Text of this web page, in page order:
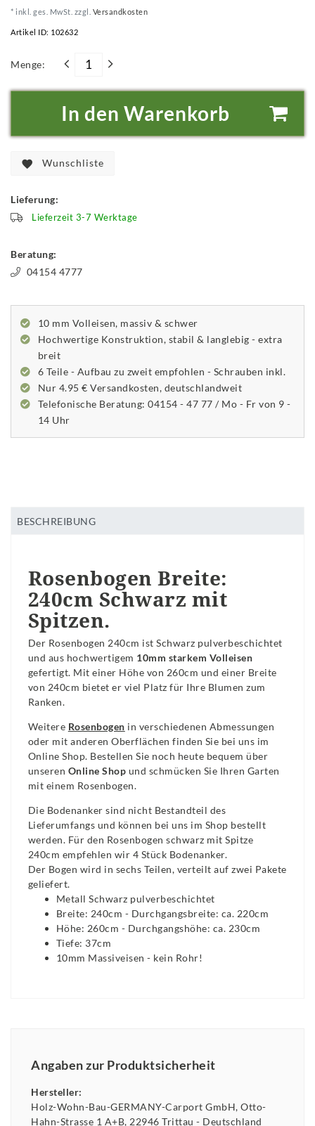
* inkl. ges. MwSt. zzgl. Versandkosten
Artikel ID: 102632
Menge:
In den Warenkorb
Wunschliste
Lieferung:
Lieferzeit 3-7 Werktage
Beratung:
04154 4777
10 mm Volleisen, massiv & schwer
Hochwertige Konstruktion, stabil & langlebig - extra
breit
6 Teile - Aufbau zu zweit empfohlen - Schrauben inkl.
Nur 4.95 € Versandkosten, deutschlandweit
Telefonische Beratung: 04154 - 47 77 / Mo - Fr von 9 -
14 Uhr
BESCHREIBUNG
Rosenbogen Breite:
240cm Schwarz mit
Spitzen.
Der Rosenbogen 240cm ist Schwarz pulverbeschichtet
und aus hochwertigem 10mm starkem Volleisen
gefertigt. Mit einer Höhe von 260cm und einer Breite
von 240cm bietet er viel Platz für Ihre Blumen zum
Ranken.
Weitere Rosenbogen in verschiedenen Abmessungen
oder mit anderen Oberflächen finden Sie bei uns im
Online Shop. Bestellen Sie noch heute bequem über
unseren Online Shop und schmücken Sie Ihren Garten
mit einem Rosenbogen.
Die Bodenanker sind nicht Bestandteil des
Lieferumfangs und können bei uns im Shop bestellt
werden. Für den Rosenbogen schwarz mit Spitze
240cm empfehlen wir 4 Stück Bodenanker.
Der Bogen wird in sechs Teilen, verteilt auf zwei Pakete
geliefert.
Metall Schwarz pulverbeschichtet
Breite: 240cm - Durchgangsbreite: ca. 220cm
Höhe: 260cm - Durchgangshöhe: ca. 230cm
Tiefe: 37cm
10mm Massiveisen - kein Rohr!
Angaben zur Produktsicherheit
Hersteller:
Holz-Wohn-Bau-GERMANY-Carport GmbH Otto-
Hahn-Strasse 1 A+B 22946 Trittau Deutschland